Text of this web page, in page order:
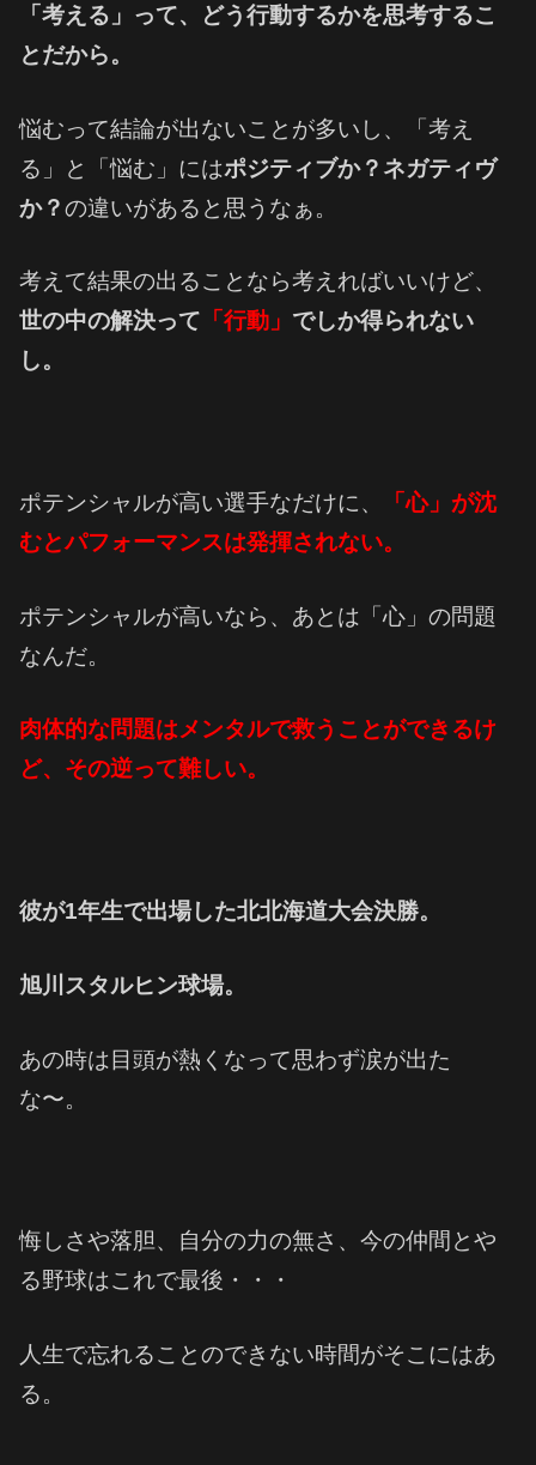
「考える」って、どう行動するかを思考するこ
とだから。
悩むって結論が出ないことが多いし、「考え
る」と「悩む」にはポジティブか？ネガティヴ
か？の違いがあると思うなぁ。
考えて結果の出ることなら考えればいいけど、
世の中の解決って 「行動」 でしか得られない
し。
ポテンシャルが高い選手なだけに、
「心」が沈
むとパフォーマンスは発揮されない。
ポテンシャルが高いなら、あとは「心」の問題
なんだ。
肉体的な問題はメンタルで救うことができるけ
ど、その逆って難しい。
彼が1年生で出場した北北海道大会決勝。
旭川スタルヒン球場。
あの時は目頭が熱くなって思わず涙が出た
な〜。
悔しさや落胆、自分の力の無さ、今の仲間とや
る野球はこれで最後・・・
人生で忘れることのできない時間がそこにはあ
る。